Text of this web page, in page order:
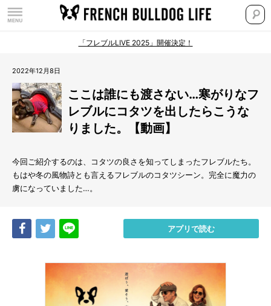
「フレブルLIVE 2025」開催決定！
2022年12月8日
ここは誰にも渡さない…寒がりなフ
レブルにコタツを出したらこうな
りました。【動画】
今回ご紹介するのは、コタツの良さを知ってしまったフレブルたち。
もはや冬の風物詩とも言えるフレブルのコタツシーン。完全に魔力の
虜になっていました…。
Share Tweet アプリで読む